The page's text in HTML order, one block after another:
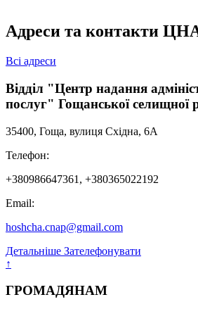
Адреси та контакти
Всі адреси
Відділ "Центр надання
послуг" Гощанської селищної
35400, Гоща, вулиця Східна, 6А
Телефон:
+380986647361, +380365022192
Email:
hoshcha.cnap@gmail.com
Детальніше Зателефонувати
↑
ГРОМАДЯНАМ